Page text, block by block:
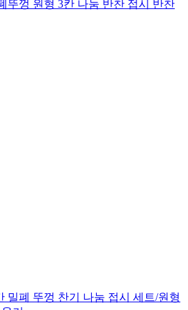
뚜껑 원형 3칸 나눔 반찬 접시 반찬
밀폐 뚜껑 찬기 나눔 접시 세트/원형